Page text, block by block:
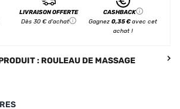
LIVRAISON OFFERTE
Dès 30 € d'achat
CASHBACK
Gagnez 0,35 €avec cet
achat !
: ROULEAU DE MASSAGE